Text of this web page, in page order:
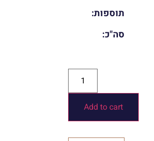
תוספות:
סה"כ:
Add to cart